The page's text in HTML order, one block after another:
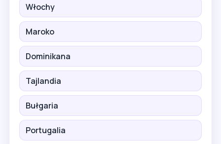
Włochy
Maroko
Dominikana
Tajlandia
Bułgaria
Portugalia